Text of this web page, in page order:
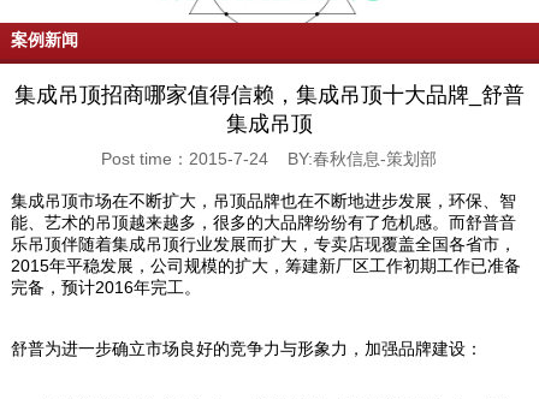
案例新闻
集成吊顶招商哪家值得信赖，集成吊顶十大品牌_舒普
集成吊顶
Post time：2015-7-24 BY:春秋信息-策划部
集成吊顶市场在不断扩大，吊顶品牌也在不断地进步发展，环保、智
能、艺术的吊顶越来越多，很多的大品牌纷纷有了危机感。而舒普音
乐吊顶伴随着集成吊顶行业发展而扩大，专卖店现覆盖全国各省市，
2015年平稳发展，公司规模的扩大，筹建新厂区工作初期工作已准备
完备，预计2016年完工。
舒普为进一步确立市场良好的竞争力与形象力，加强品牌建设：